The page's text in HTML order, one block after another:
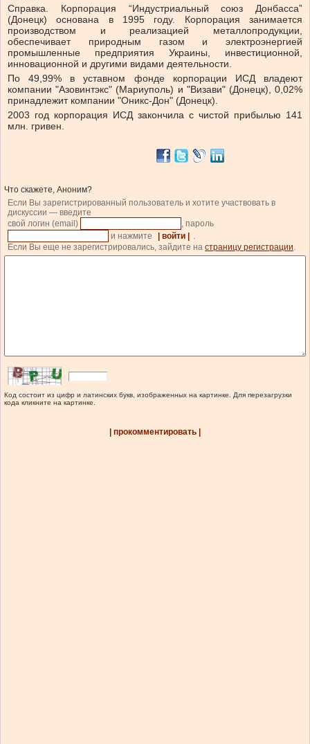
Справка. Корпорация “Индустриальный союз Донбасса”
(Донецк) основана в 1995 году. Корпорация занимается
производством и реализацией металлопродукции,
обеспечивает природным газом и электроэнергией
промышленные предприятия Украины, инвестиционной,
инновационной и другими видами деятельности.
По 49,99% в уставном фонде корпорации ИСД владеют
компании "Азовинтэкс" (Мариуполь) и "Визави" (Донецк), 0,02%
принадлежит компании "Оникс-Дон" (Донецк).
2003 год корпорация ИСД закончила с чистой прибылью 141
млн. гривен.
Что скажете, Аноним?
Если Вы зарегистрированный пользователь и хотите участвовать в
дискуссии — введите
свой логин (email)
, пароль
и нажмите
| войти |
Если Вы еще не зарегистрировались, зайдите на страницу регистрации
Код состоит из цифр и латинских букв, изображенных на картинке. Для перезагрузки
кода кликните на картинке.
| прокомментировать |